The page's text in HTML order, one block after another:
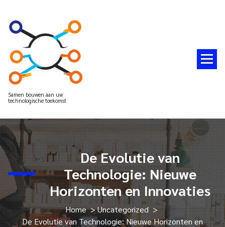
Samen bouwen aan uw
technologische toekomst
De Evolutie van
Technologie: Nieuwe
Horizonten en Innovaties
Home>Uncategorized>
De Evolutie van Technologie: Nieuwe Horizonten en